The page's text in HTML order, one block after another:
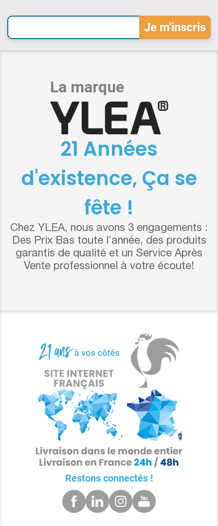
21 Années
d'existence, Ça se
fête !
Chez YLEA, nous avons 3 engagements :
Des Prix Bas toute l’année, des produits
garantis de qualité et un Service Après
Vente professionnel à votre écoute!
Restons connectés !